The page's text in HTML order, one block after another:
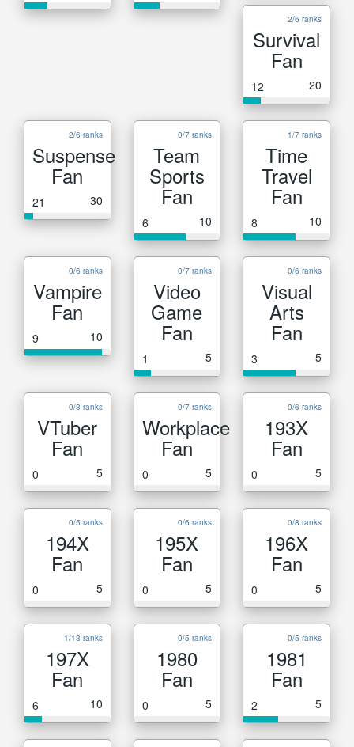
2/6 ranks
Survival
Fan
12 20
2/6 ranks
Suspense
Fan
21 30
0/7 ranks
Team
Sports
Fan
6 10
1/7 ranks
Time
Travel
Fan
8 10
0/6 ranks
Vampire
Fan
9 10
0/7 ranks
Video
Game
Fan
1 5
0/6 ranks
Visual
Arts
Fan
3 5
0/3 ranks
VTuber
Fan
0 5
0/7 ranks
Workplace
Fan
0 5
0/6 ranks
193X
Fan
0 5
0/5 ranks
194X
Fan
0 5
0/6 ranks
195X
Fan
0 5
0/8 ranks
196X
Fan
0 5
1/13 ranks
197X
Fan
6 10
0/5 ranks
1980
Fan
0 5
0/5 ranks
1981
Fan
2 5